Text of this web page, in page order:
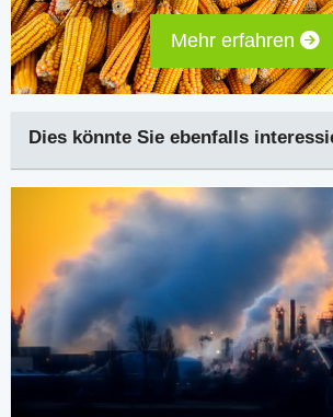
Mehr erfahren
Dies könnte Sie ebenfalls